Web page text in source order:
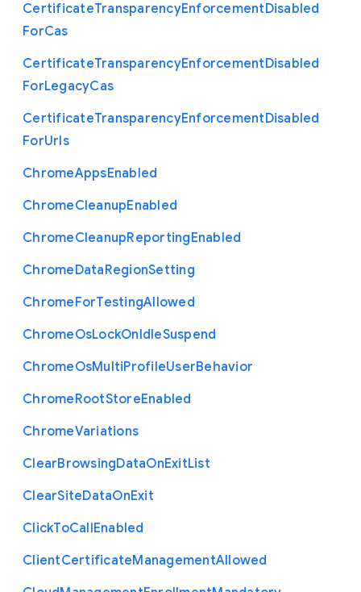
CertificateTransparencyEnforcementDisabled
ForCas
CertificateTransparencyEnforcementDisabled
ForLegacyCas
CertificateTransparencyEnforcementDisabled
ForUrls
ChromeAppsEnabled
ChromeCleanupEnabled
ChromeCleanupReportingEnabled
ChromeDataRegionSetting
ChromeForTestingAllowed
ChromeOsLockOnIdleSuspend
ChromeOsMultiProfileUserBehavior
ChromeRootStoreEnabled
ChromeVariations
ClearBrowsingDataOnExitList
ClearSiteDataOnExit
ClickToCallEnabled
ClientCertificateManagementAllowed